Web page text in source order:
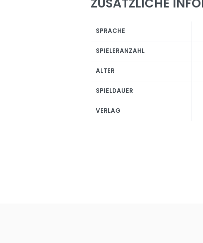
SPRACHE
SPIELERANZAHL
ALTER
SPIELDAUER
VERLAG